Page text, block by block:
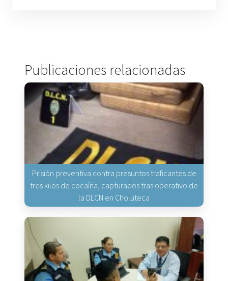
Publicaciones relacionadas
Prisión preventiva contra presuntos traficantes de
tres kilos de cocaína, capturados tras operativo de
la DLCN en Choluteca